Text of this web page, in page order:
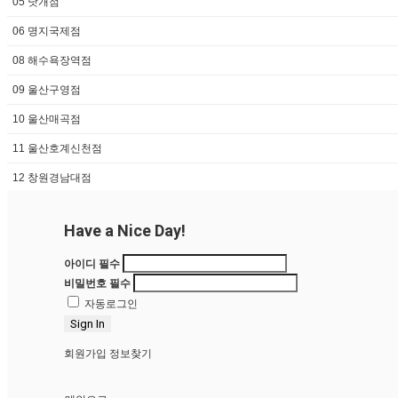
06 명지국제점
08 해수욕장역점
09 울산구영점
10 울산매곡점
11 울산호계신천점
12 창원경남대점
15 명지오션시티점
16 대구수성점
17 울산옥동점
19 경산중산점
현금 입금 확인 요청
아티클가맹상담,진행
서식 영상자료실
메인 닫기
Have a Nice Day!
아이디 필수
비밀번호 필수
자동로그인
Sign In
회원가입 정보찾기